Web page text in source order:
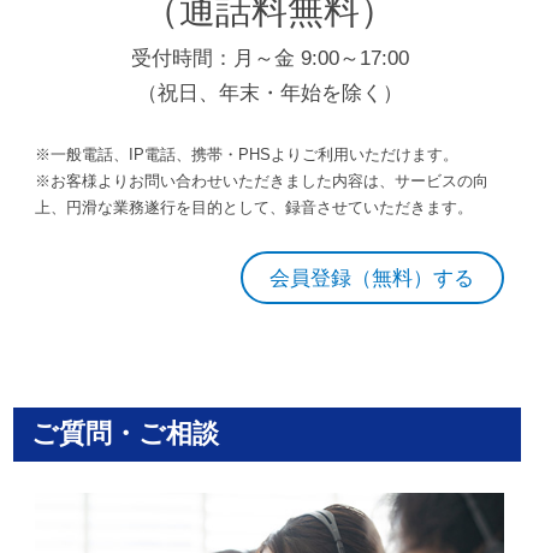
（通話料無料）
受付時間：月～金 9:00～17:00
（祝日、年末・年始を除く）
※一般電話、IP電話、携帯・PHSよりご利用いただけます。
※お客様よりお問い合わせいただきました内容は、サービスの向
上、円滑な業務遂行を目的として、録音させていただきます。
会員登録（無料）する
ご質問・ご相談